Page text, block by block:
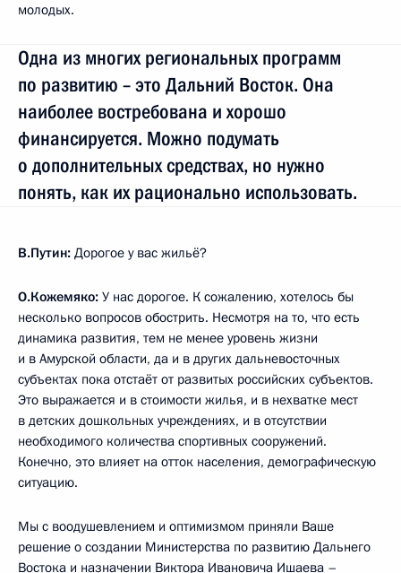
молодых.
Одна из многих региональных программ
по развитию – это Дальний Восток. Она
наиболее востребована и хорошо
финансируется. Можно подумать
о дополнительных средствах, но нужно
понять, как их рационально использовать.
В.Путин: Дорогое у вас жильё?
О.Кожемяко: У нас дорогое. К сожалению, хотелось бы
несколько вопросов обострить. Несмотря на то, что есть
динамика развития, тем не менее уровень жизни
и в Амурской области, да и в других дальневосточных
субъектах пока отстаёт от развитых российских субъектов.
Это выражается и в стоимости жилья, и в нехватке мест
в детских дошкольных учреждениях, и в отсутствии
необходимого количества спортивных сооружений.
Конечно, это влияет на отток населения, демографическую
ситуацию.
Мы с воодушевлением и оптимизмом приняли Ваше
решение о создании Министерства по развитию Дальнего
Востока и назначении Виктора Ивановича Ишаева –